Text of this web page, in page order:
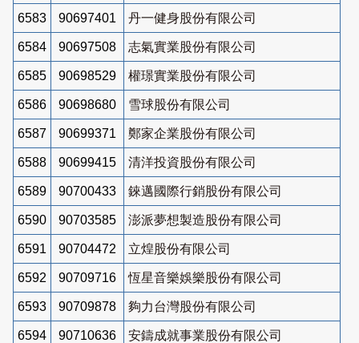
6583 90697401 丹一健身股份有限公司
6584 90697508 志氣實業股份有限公司
6585 90698529 權璟實業股份有限公司
6586 90698680 雪球股份有限公司
6587 90699371 鄭家企業股份有限公司
6588 90699415 清洋投資股份有限公司
6589 90700433 錸邁國際行銷股份有限公司
6590 90703585 澎派夢想製造股份有限公司
6591 90704472 立煌股份有限公司
6592 90709716 恆星音樂娛樂股份有限公司
6593 90709878 夠力台灣股份有限公司
6594 90710636 安鑄成就事業股份有限公司